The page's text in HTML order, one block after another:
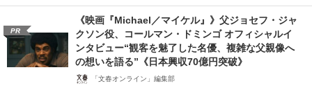
PR
《映画『Michael／マイケル』》父ジョセフ・ジャ
クソン役、コールマン・ドミンゴ オフィシャルイ
ンタビュー“観客を魅了した名優、複雑な父親像へ
の想いを語る”《日本興収70億円突破》
「文春オンライン」編集部